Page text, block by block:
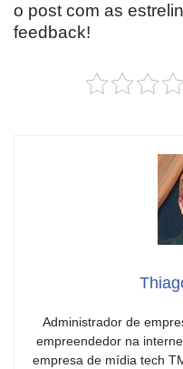
o post com as
feedback!
Administrador de
empreendedor na
empresa de mídia tech